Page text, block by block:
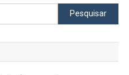
Pesquisar
por: